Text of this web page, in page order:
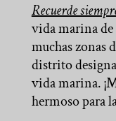
Recuerde
vida marina
muchas zonas
distrito
vida marina.
hermoso para